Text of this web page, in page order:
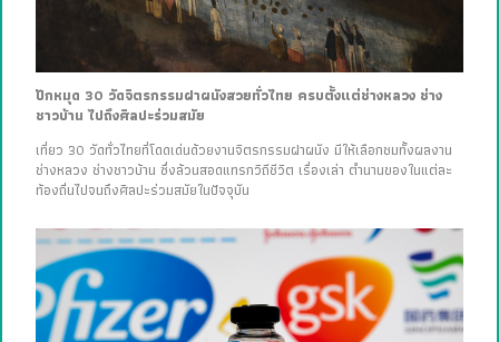
ปักหมุด 30 วัดจิตรกรรมฝาผนังสวยทั่วไทย ครบตั้งแต่ช่างหลวง ช่าง
ชาวบ้าน ไปถึงศิลปะร่วมสมัย
เที่ยว 30 วัดทั่วไทยที่โดดเด่นด้วยงานจิตรกรรมฝาผนัง มีให้เลือกชมทั้งผลงาน
ช่างหลวง ช่างชาวบ้าน ซึ่งล้วนสอดแทรกวิถีชีวิต เรื่องเล่า ตำนานของในแต่ละ
ท้องถิ่นไปจนถึงศิลปะร่วมสมัยในปัจจุบัน